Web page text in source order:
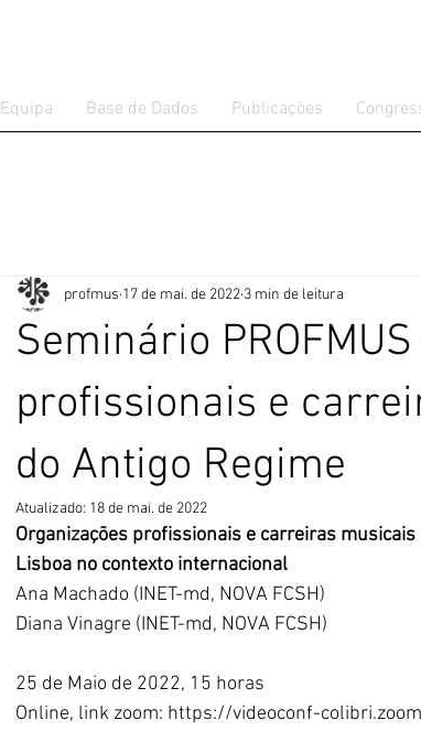
Equipa Base de Dados Publicações
Seminário
profissionais e
do Antigo Regime
profmus 17 de mai. de 2022 3 min de leitura
Atualizado: 18 de mai. de 2022
Organizações profissionais e carreiras
Lisboa no contexto internacional
Ana Machado (INET-md, NOVA FCSH)
Diana Vinagre (INET-md, NOVA FCSH)
25 de Maio de 2022, 15 horas
Online, link zoom: https://videoconf-